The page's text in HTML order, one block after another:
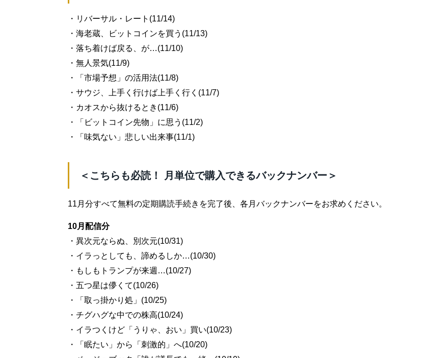
・リバーサル・レート(11/14)
・海老蔵、ビットコインを買う(11/13)
・落ち着けば戻る、が…(11/10)
・無人景気(11/9)
・「市場予想」の活用法(11/8)
・サウジ、上手く行けば上手く行く(11/7)
・カオスから抜けるとき(11/6)
・「ビットコイン先物」に思う(11/2)
・「味気ない」悲しい出来事(11/1)
＜こちらも必読！ 月単位で購入できるバックナンバー＞
11月分すべて無料の定期購読手続きを完了後、各月バックナンバーをお求めください。
10月配信分
・異次元ならぬ、別次元(10/31)
・イラっとしても、諦めるしか…(10/30)
・もしもトランプが来週…(10/27)
・五つ星は儚くて(10/26)
・「取っ掛かり処」(10/25)
・チグハグな中での株高(10/24)
・イラつくけど「うりゃ、おい」買い(10/23)
・「眠たい」から「刺激的」へ(10/20)